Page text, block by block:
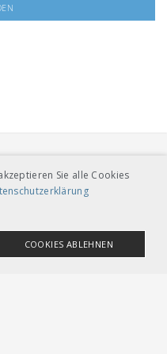
Sie alle Cookies
COOKIES ABLEHNEN